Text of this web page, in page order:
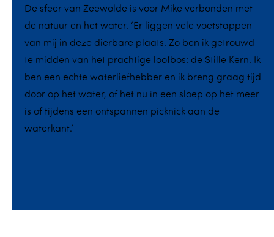
De sfeer van Zeewolde is voor Mike verbonden met
de natuur en het water. ‘Er liggen vele voetstappen
van mij in deze dierbare plaats. Zo ben ik getrouwd
te midden van het prachtige loofbos: de Stille Kern. Ik
ben een echte waterliefhebber en ik breng graag tijd
door op het water, of het nu in een sloep op het meer
is of tijdens een ontspannen picknick aan de
waterkant.’